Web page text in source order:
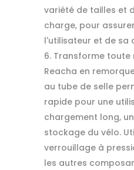
variété de tailles et
charge, pour
l'utilisateur et de sa
Transforme toute
Reacha en
au tube de selle
rapide pour une
chargement long,
stockage du vélo.
verrouillage à
les autres